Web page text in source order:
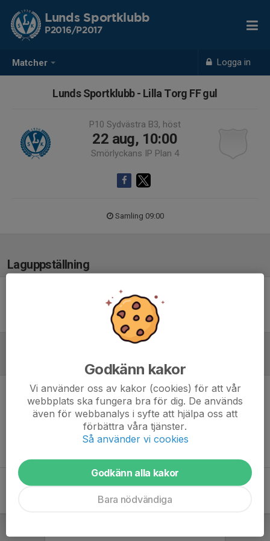
Matcher Logga in
Lunds Sportklubb
P2016/P2017
Lunds Sportklubb - Lilla Torg FF gul
P10 Sydvästra B3, höst
22 aug, 10:00
Smörlyckans IP Plan 4
Samling 09:00
Laguppställning
Ingen uppställning ifylld
Inget skrivet
Godkänn kakor
Vi använder oss av kakor (cookies) för att vår
webbplats ska fungera bra för dig. De används
även för webbanalys i syfte att hjälpa oss att
förbättra våra tjänster.
Så använder vi cookies
Godkänn alla kakor
Bara nödvändiga